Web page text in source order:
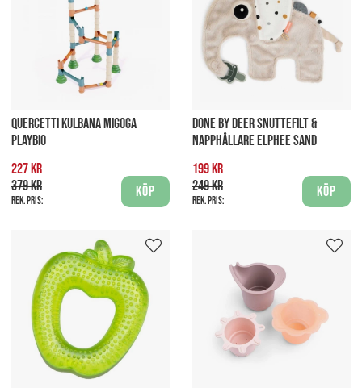
QUERCETTI KULBANA MIGOGA
PLAYBIO
227 kr
379 kr
Rek. pris:
Köp
DONE BY DEER SNUTTEFILT &
NAPPHÅLLARE ELPHEE SAND
199 kr
249 kr
Rek. pris:
Köp